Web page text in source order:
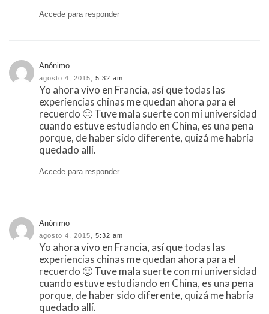
Accede para responder
Anónimo
agosto 4, 2015, 5:32 am
Yo ahora vivo en Francia, así que todas las
experiencias chinas me quedan ahora para el
recuerdo 🙂 Tuve mala suerte con mi universidad
cuando estuve estudiando en China, es una pena
porque, de haber sido diferente, quizá me habría
quedado allí.
Accede para responder
Anónimo
agosto 4, 2015, 5:32 am
Yo ahora vivo en Francia, así que todas las
experiencias chinas me quedan ahora para el
recuerdo 🙂 Tuve mala suerte con mi universidad
cuando estuve estudiando en China, es una pena
porque, de haber sido diferente, quizá me habría
quedado allí.